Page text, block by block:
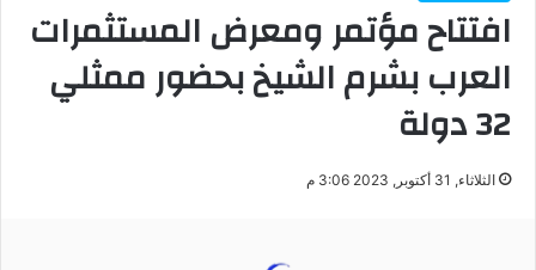
افتتاح مؤتمر ومعرض المستثمرات
العرب بشرم الشيخ بحضور ممثلي
32 دولة
الثلاثاء, 31 أكتوبر, 2023 3:06 م